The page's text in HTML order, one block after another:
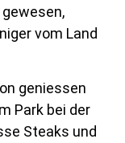
vom Land
geniessen
Park bei der
Steaks und